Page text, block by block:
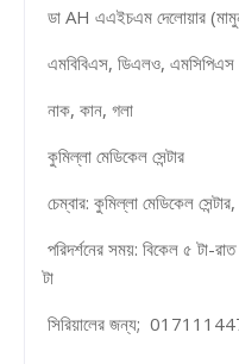
ডা AH এএইচএম দেলোয়ার
এমবিবিএস, ডিএলও,
নাক, ​​কান, গলা
কুমিল্লা মেডিকেল সেন্টার
চেম্বার: কুমিল্লা মেডিকেল
পরিদর্শনের সময়: বিকেল ৫ টা-
টা
সিরিয়ালের জন্য;